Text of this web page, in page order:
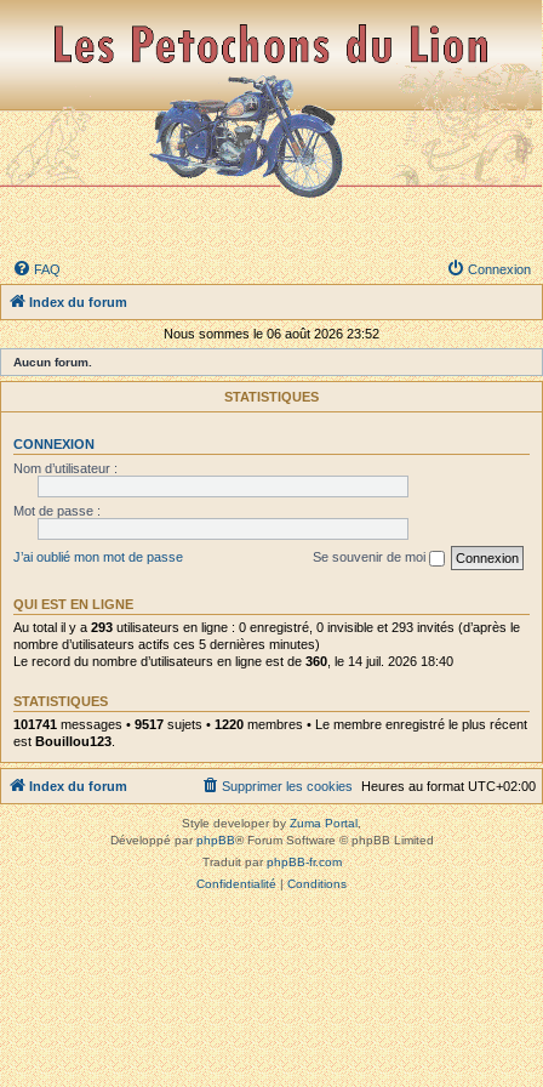
FAQ Connexion
Index du forum
Nous sommes le 06 août 2026 23:52
Aucun forum.
STATISTIQUES
CONNEXION
Nom d’utilisateur :
Mot de passe :
J’ai oublié mon mot de passe Se souvenir de moi
QUI EST EN LIGNE
Au total il y a 293 utilisateurs en ligne : 0 enregistré, 0 invisible et 293 invités (d’après le
nombre d’utilisateurs actifs ces 5 dernières minutes)
Le record du nombre d’utilisateurs en ligne est de 360 , le 14 juil. 2026 18:40
STATISTIQUES
101741 messages • 9517 sujets • 1220 membres • Le membre enregistré le plus récent
est Bouillou123
Index du forum Heures au format UTC+02:00
Supprimer les cookies
Style developer byZuma Portal,
Développé parphpBB® Forum Software © phpBB Limited
Traduit parphpBB-fr.com
Confidentialité|Conditions